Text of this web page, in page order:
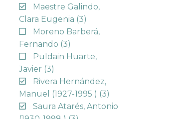
Maestre Galindo,
Clara Eugenia (3)
Moreno Barberá,
Fernando (3)
Puldain Huarte,
Javier (3)
Rivera Hernández,
Manuel (1927-1995 ) (3)
Saura Atarés, Antonio